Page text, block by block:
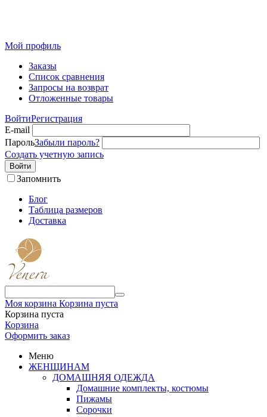
Мой профиль
Заказы
Список сравнения
Запросы на возврат
Отложенные товары
ВойтиРегистрация
E-mail
ПарольЗабыли пароль?
Создать учетную запись
Войти
Запомнить
Блог
Таблица размеров
Доставка
Моя корзина Корзина пуста
Корзина пуста
Корзина
Оформить заказ
Меню
ЖЕНЩИНАМ
ДОМАШНЯЯ ОДЕЖДА
Домашние комплекты, костюмы
Пижамы
Сорочки